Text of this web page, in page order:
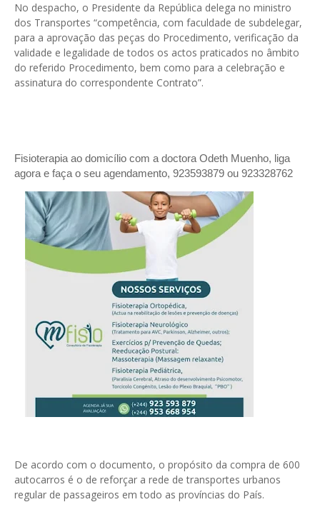
No despacho, o Presidente da República delega no ministro
dos Transportes “competência, com faculdade de subdelegar,
para a aprovação das peças do Procedimento, verificação da
validade e legalidade de todos os actos praticados no âmbito
do referido Procedimento, bem como para a celebração e
assinatura do correspondente Contrato”.
Fisioterapia ao domicílio com a doctora Odeth Muenho, liga
agora e faça o seu agendamento, 923593879 ou 923328762
De acordo com o documento, o propósito da compra de 600
autocarros é o de reforçar a rede de transportes urbanos
regular de passageiros em todo as províncias do País.